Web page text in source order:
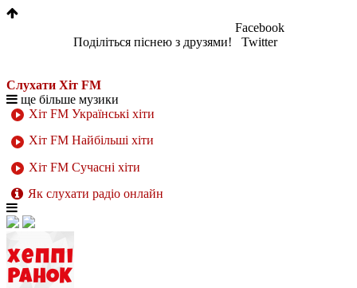
Поділіться піснею з друзями!
Facebook
Twitter
Слухати Хіт FM
ще більше музики
Хіт FM Українські хіти
Хіт FM Найбільші хіти
Хіт FM Сучасні хіти
Як слухати радіо онлайн